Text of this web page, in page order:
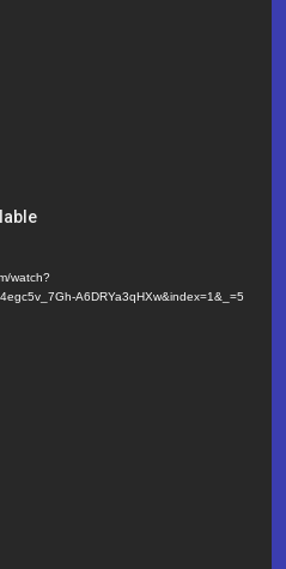
watch?
A6DRYa3qHXw&index=1&_=5